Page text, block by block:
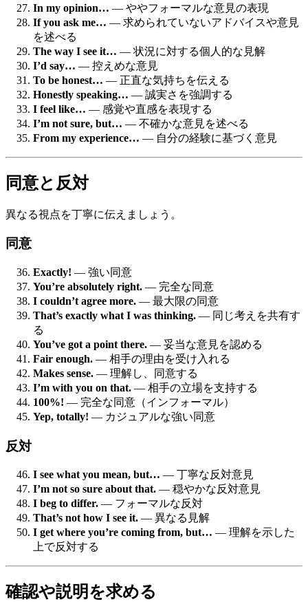
In my opinion… — ややフォーマルな意見の表現
If you ask me… — 求められていないアドバイスや意見
を述べる
The way I see it… — 状況に対する個人的な見解
I’d say… — 控えめな意見
To be honest… — 正直な気持ちを伝える
Honestly speaking… — 誠実さを強調する
I feel like… — 感覚や直感を表現する
I’m not sure, but… — 不確かな意見を述べる
From my experience… — 自分の経験に基づく意見
同意と反対
異なる視点を丁寧に伝えましょう。
同意
Exactly! — 強い同意
You’re absolutely right. — 完全な同意
I couldn’t agree more. — 最大限の同意
That’s exactly what I was thinking. — 同じ考えを共有す
る
You’ve got a point there. — 妥当な意見を認める
Fair enough. — 相手の理由を受け入れる
Makes sense. — 理解し、同意する
I’m with you on that. — 相手の立場を支持する
100%! — 完全な同意（インフォーマル）
Yep, totally! — カジュアルな強い同意
反対
I see what you mean, but… — 丁寧な反対意見
I’m not so sure about that. — 穏やかな反対意見
I beg to differ. — フォーマルな反対
That’s not how I see it. — 異なる見解
I get where you’re coming from, but… — 理解を示した
上で反対する
確認や説明を求める